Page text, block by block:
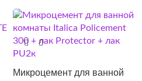
Микроцемент для ванной